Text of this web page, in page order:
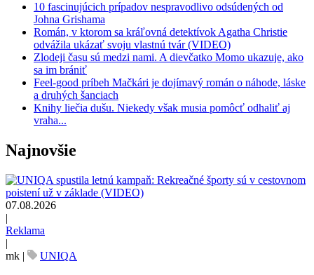
10 fascinujúcich prípadov nespravodlivo odsúdených od
Johna Grishama
Román, v ktorom sa kráľovná detektívok Agatha Christie
odvážila ukázať svoju vlastnú tvár (VIDEO)
Zlodeji času sú medzi nami. A dievčatko Momo ukazuje, ako
sa im brániť
Feel-good príbeh Mačkári je dojímavý román o náhode, láske
a druhých šanciach
Knihy liečia dušu. Niekedy však musia pomôcť odhaliť aj
vraha...
Najnovšie
07.08.2026
|
Reklama
|
mk | UNIQA